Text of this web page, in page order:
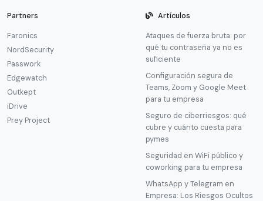
Partners
Faronics
NordSecurity
Passwork
Edgewatch
Outkept
iDrive
Prey Project
Artículos
Ataques de fuerza bruta: por
qué tu contraseña ya no es
suficiente
Configuración segura de
Teams, Zoom y Google Meet
para tu empresa
Seguro de ciberriesgos: qué
cubre y cuánto cuesta para
pymes
Seguridad en WiFi público y
coworking para tu empresa
WhatsApp y Telegram en
Empresa: Los Riesgos Ocultos